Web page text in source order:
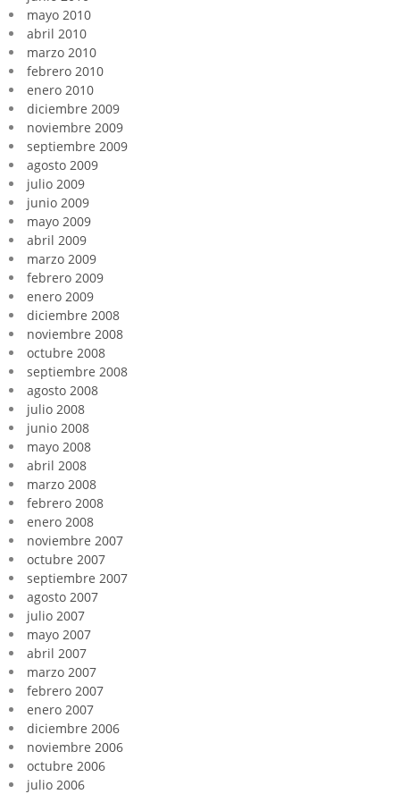
mayo 2010
abril 2010
marzo 2010
febrero 2010
enero 2010
diciembre 2009
noviembre 2009
septiembre 2009
agosto 2009
julio 2009
junio 2009
mayo 2009
abril 2009
marzo 2009
febrero 2009
enero 2009
diciembre 2008
noviembre 2008
octubre 2008
septiembre 2008
agosto 2008
julio 2008
junio 2008
mayo 2008
abril 2008
marzo 2008
febrero 2008
enero 2008
noviembre 2007
octubre 2007
septiembre 2007
agosto 2007
julio 2007
mayo 2007
abril 2007
marzo 2007
febrero 2007
enero 2007
diciembre 2006
noviembre 2006
octubre 2006
julio 2006